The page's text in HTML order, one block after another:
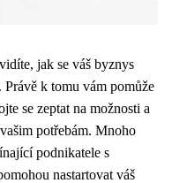
jak se váš byznys
Právě k tomu vám pomůže
se zeptat na možnosti a
potřebám. Mnoho
podnikatele s
nastartovat váš